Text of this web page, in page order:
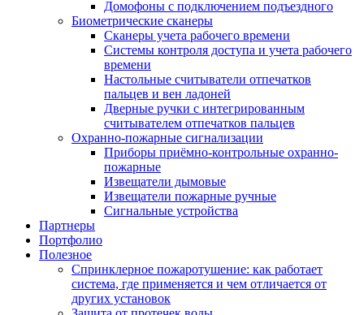
Домофоны с подключением подъездного
Биометрические сканеры
Сканеры учета рабочего времени
Системы контроля доступа и учета рабочего
времени
Настольные считыватели отпечатков
пальцев и вен ладоней
Дверные ручки с интегрированным
считывателем отпечатков пальцев
Охранно-пожарные сигнализации
Приборы приёмно-контрольные охранно-
пожарные
Извещатели дымовые
Извещатели пожарные ручные
Сигнальные устройства
Партнеры
Портфолио
Полезное
Спринклерное пожаротушение: как работает
система, где применяется и чем отличается от
других установок